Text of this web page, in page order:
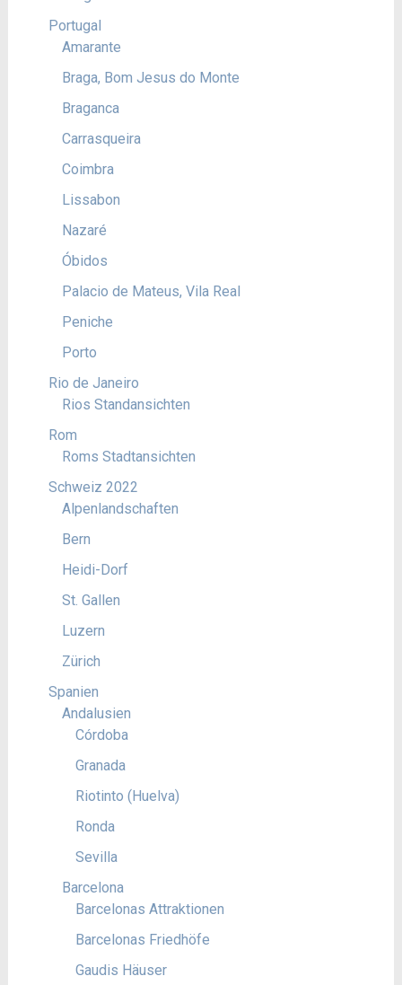
Portugal
Amarante
Braga, Bom Jesus do Monte
Braganca
Carrasqueira
Coimbra
Lissabon
Nazaré
Óbidos
Palacio de Mateus, Vila Real
Peniche
Porto
Rio de Janeiro
Rios Standansichten
Rom
Roms Stadtansichten
Schweiz 2022
Alpenlandschaften
Bern
Heidi-Dorf
St. Gallen
Luzern
Zürich
Spanien
Andalusien
Córdoba
Granada
Riotinto (Huelva)
Ronda
Sevilla
Barcelona
Barcelonas Attraktionen
Barcelonas Friedhöfe
Gaudis Häuser